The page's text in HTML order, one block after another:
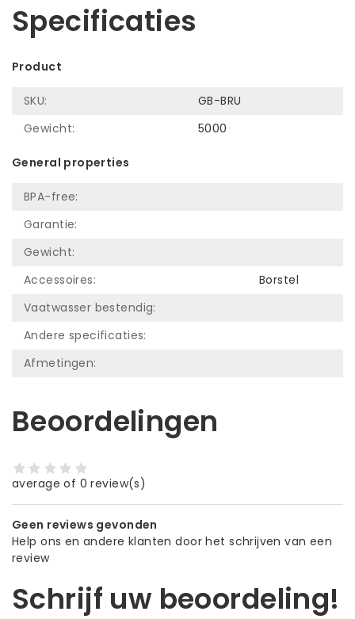
Specificaties
Product
SKU:
GB-BRU
Gewicht:
5000
General properties
BPA-free:
Garantie:
Gewicht:
Accessoires:
Borstel
Vaatwasser bestendig:
Andere specificaties:
Afmetingen:
Beoordelingen
average of 0 review(s)
Geen reviews gevonden
Help ons en andere klanten door het schrijven van een
review
Schrijf uw beoordeling!